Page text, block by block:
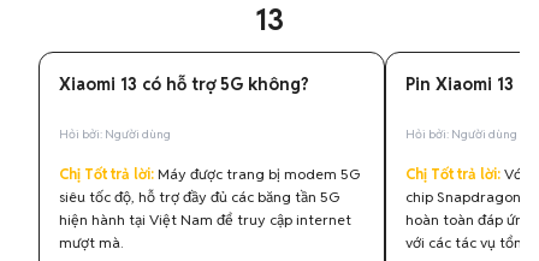
13
Xiaomi 13 có hỗ trợ 5G không?
Hỏi bởi: Người dùng
Chị Tốt trả lời: Máy được trang bị modem 5G
siêu tốc độ, hỗ trợ đầy đủ các băng tần 5G
hiện hành tại Việt Nam để truy cập internet
mượt mà.
Pin Xiaomi 13
Hỏi bởi: Người dùng
Chị Tốt trả lời: Với
chip Snapdragon
hoàn toàn đáp
với các tác vụ tổng